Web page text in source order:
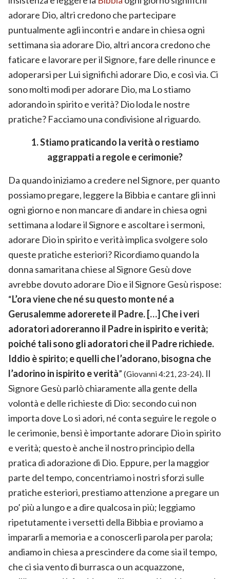
adorare Dio, altri credono che partecipare
puntualmente agli incontri e andare in chiesa ogni
settimana sia adorare Dio, altri ancora credono che
faticare e lavorare per il Signore, fare delle rinunce e
adoperarsi per Lui significhi adorare Dio, e così via. Ci
sono molti modi per adorare Dio, ma Lo stiamo
adorando in spirito e verità? Dio loda le nostre
pratiche? Facciamo una condivisione al riguardo.
1. Stiamo praticando la verità o restiamo
aggrappati a regole e cerimonie?
Da quando iniziamo a credere nel Signore, per quanto
possiamo pregare, leggere la Bibbia e cantare gli inni
ogni giorno e non mancare di andare in chiesa ogni
settimana a lodare il Signore e ascoltare i sermoni,
adorare Dio in spirito e verità implica svolgere solo
queste pratiche esteriori? Ricordiamo quando la
donna samaritana chiese al Signore Gesù dove
avrebbe dovuto adorare Dio e il Signore Gesù rispose:
“L’ora viene che né su questo monte né a
Gerusalemme adorerete il Padre. […] Che i veri
adoratori adoreranno il Padre in ispirito e verità;
poiché tali sono gli adoratori che il Padre richiede.
Iddio è spirito; e quelli che l’adorano, bisogna che
l’adorino in ispirito e verità” (Giovanni 4:21, 23-24). Il
Signore Gesù parlò chiaramente alla gente della
volontà e delle richieste di Dio: secondo cui non
importa dove Lo si adori, né conta seguire le regole o
le cerimonie, bensì è importante adorare Dio in spirito
e verità; questo è anche il nostro principio della
pratica di adorazione di Dio. Eppure, per la maggior
parte del tempo, concentriamo i nostri sforzi sulle
pratiche esteriori, prestiamo attenzione a pregare un
po’ più a lungo e a dire qualcosa in più; leggiamo
ripetutamente i versetti della Bibbia e proviamo a
impararli a memoria e a conoscerli parola per parola;
andiamo in chiesa a prescindere da come sia il tempo,
che ci sia vento di burrasca o un acquazzone,